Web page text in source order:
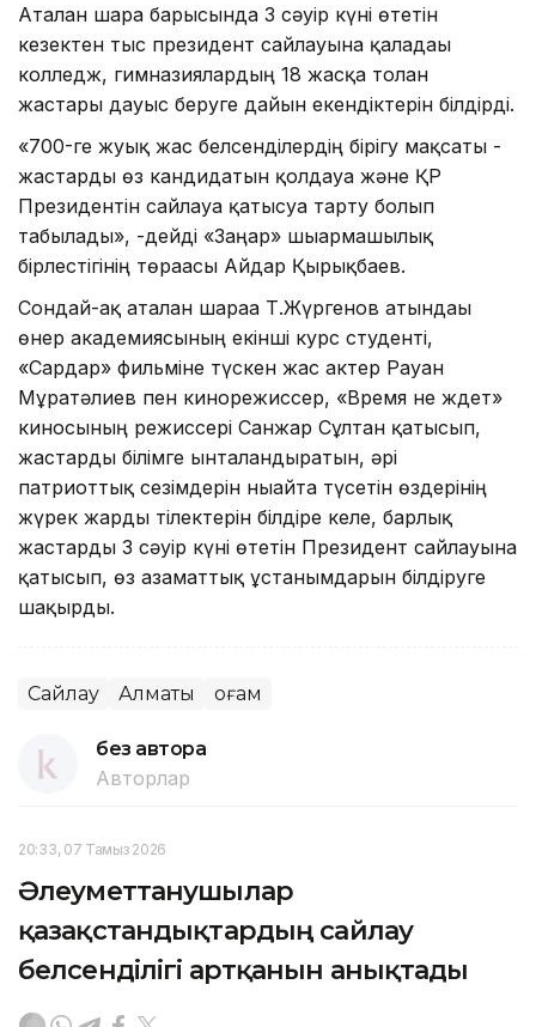
Аталған шара барысында 3 сәуір күні өтетін
кезектен тыс президент сайлауына қаладағы
колледж, гимназиялардың 18 жасқа толған
жастары дауыс беруге дайын екендіктерін білдірді.
«700-ге жуық жас белсенділердің бірігу мақсаты -
жастарды өз кандидатын қолдауға және ҚР
Президентін сайлауға қатысуға тарту болып
табылады», -дейді «Заңғар» шығармашылық
бірлестігінің төрағасы Айдар Қырықбаев.
Сондай-ақ аталған шараға Т.Жүргенов атындағы
өнер академиясының екінші курс студенті,
«Сардар» фильміне түскен жас актер Рауан
Мұратәлиев пен кинорежиссер, «Время не ждет»
киносының режиссері Санжар Сұлтан қатысып,
жастарды білімге ынталандыратын, әрі
патриоттық сезімдерін нығайта түсетін өздерінің
жүрек жарды тілектерін білдіре келе, барлық
жастарды 3 сәуір күні өтетін Президент сайлауына
қатысып, өз азаматтық ұстанымдарын білдіруге
шақырды.
Сайлау Алматы Қоғам
без автора
Авторлар
20:33, 07 Тамыз 2026
Әлеуметтанушылар
қазақстандықтардың сайлау
белсенділігі артқанын анықтады